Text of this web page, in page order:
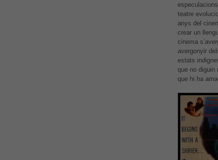
teatre
anys del
crear un
cinema
avergonyir
estats
que no diguin
que hi ha